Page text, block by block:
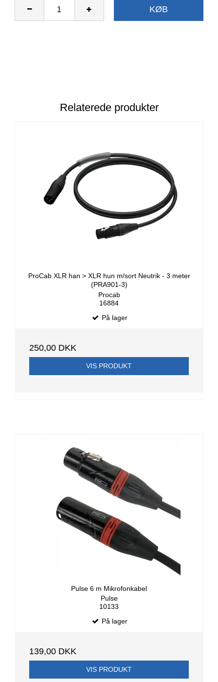
KØB
Relaterede produkter
ProCab XLR han > XLR hun m/sort Neutrik - 3 meter
(PRA901-3)
Procab
16884
På lager
250,00 DKK
VIS PRODUKT
Pulse 6 m Mikrofonkabel
Pulse
10133
På lager
139,00 DKK
VIS PRODUKT